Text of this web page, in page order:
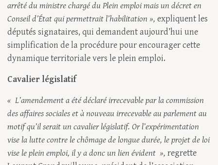
arrêté du ministre chargé du Plein emploi mais un décret en
Conseil d’État qui permettrait l’habilitation », expliquent les
députés signataires, qui demandent aujourd’hui une
simplification de la procédure pour encourager cette
dynamique territoriale vers le plein emploi.
Cavalier législatif
« L’amendement a été déclaré irrecevable par la commission
des affaires sociales et à nouveau irrecevable au parlement au
motif qu’il serait un cavalier législatif. Or l’expérimentation
vise la lutte contre le chômage de longue durée, le projet de loi
vise le plein emploi, il y a donc un lien évident », regrette